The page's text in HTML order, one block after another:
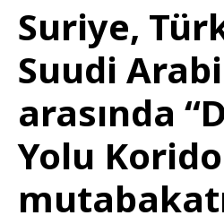
Suriye,
Suudi
arasında
Yolu